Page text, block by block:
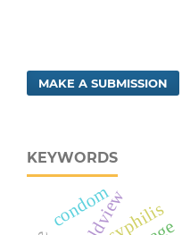
MAKE A SUBMISSION
KEYWORDS
syphilis
condom